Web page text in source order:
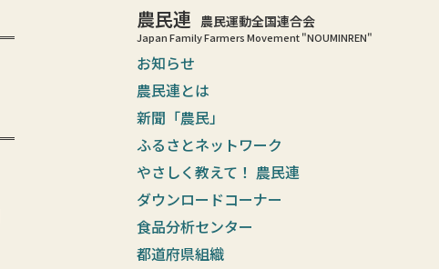
農民連 農民運動全国連合会
Japan Family Farmers Movement "NOUMINREN"
お知らせ
農民連とは
新聞「農民」
ふるさとネットワーク
やさしく教えて！ 農民連
ダウンロードコーナー
食品分析センター
都道府県組織